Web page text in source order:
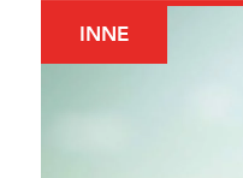
INNE